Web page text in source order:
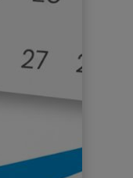
le tempistiche